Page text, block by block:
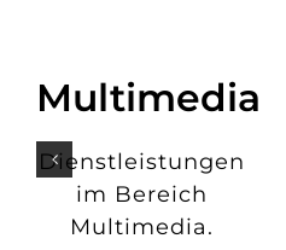
Multimedia
Dienstleistungen
im Bereich
Multimedia.